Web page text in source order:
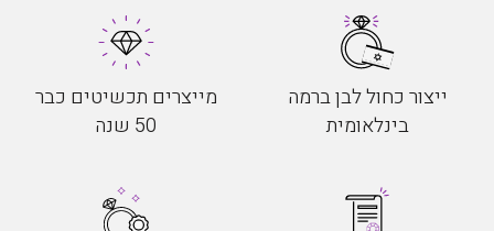
ייצור כחול לבן ברמה
בינלאומית
מייצרים תכשיטים כבר
50 שנה